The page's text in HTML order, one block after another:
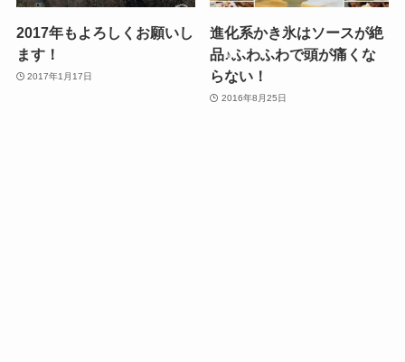
2017年もよろしくお願いし
ます！
2017年1月17日
進化系かき氷はソースが絶
品♪ふわふわで頭が痛くな
らない！
2016年8月25日